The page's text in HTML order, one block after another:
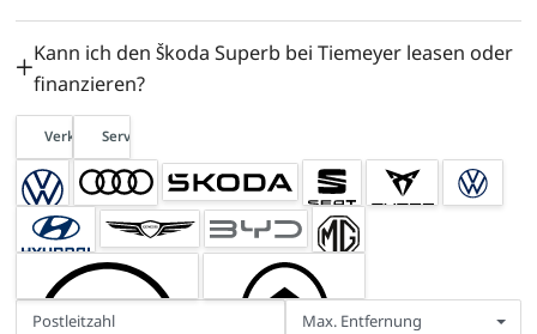
Kann ich den Škoda Superb bei Tiemeyer leasen oder
finanzieren?
Verkauf Service
Max. Entfernung